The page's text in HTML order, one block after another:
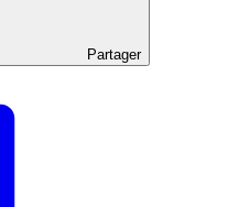
Partager